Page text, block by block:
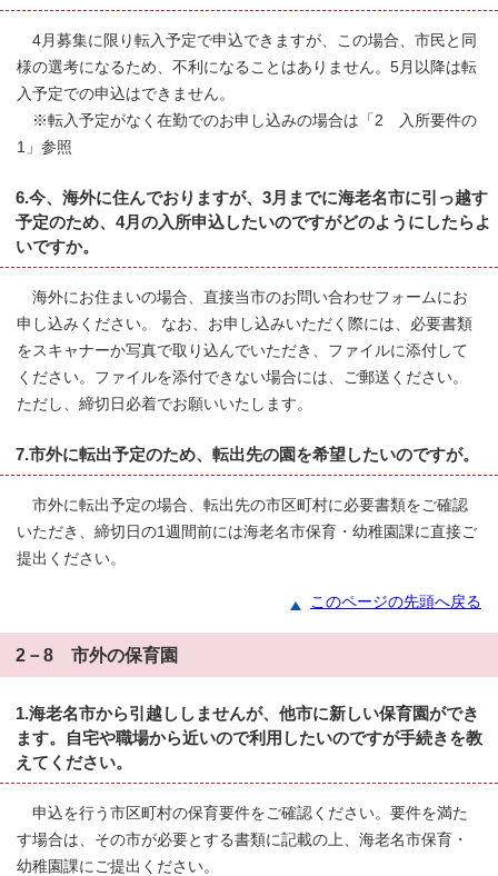
4月募集に限り転入予定で申込できますが、この場合、市民と同
様の選考になるため、不利になることはありません。5月以降は転
入予定での申込はできません。
※転入予定がなく在勤でのお申し込みの場合は「2 入所要件の
1」参照
6.今、海外に住んでおりますが、3月までに海老名市に引っ越す
予定のため、4月の入所申込したいのですがどのようにしたらよ
いですか。
海外にお住まいの場合、直接当市のお問い合わせフォームにお
申し込みください。 なお、お申し込みいただく際には、必要書類
をスキャナーか写真で取り込んでいただき、ファイルに添付して
ください。ファイルを添付できない場合には、ご郵送ください。
ただし、締切日必着でお願いいたします。
7.市外に転出予定のため、転出先の園を希望したいのですが。
市外に転出予定の場合、転出先の市区町村に必要書類をご確認
いただき、締切日の1週間前には海老名市保育・幼稚園課に直接ご
提出ください。
このページの先頭へ戻る
2－8 市外の保育園
1.海老名市から引越ししませんが、他市に新しい保育園ができ
ます。自宅や職場から近いので利用したいのですが手続きを教
えてください。
申込を行う市区町村の保育要件をご確認ください。要件を満た
す場合は、その市が必要とする書類に記載の上、海老名市保育・
幼稚園課にご提出ください。